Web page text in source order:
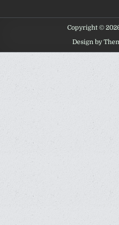
Copyright ©
Design by